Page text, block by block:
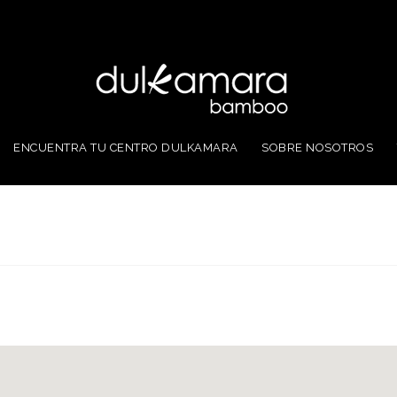
ENCUENTRA TU CENTRO DULKAMARA SOBRE NOSOTROS